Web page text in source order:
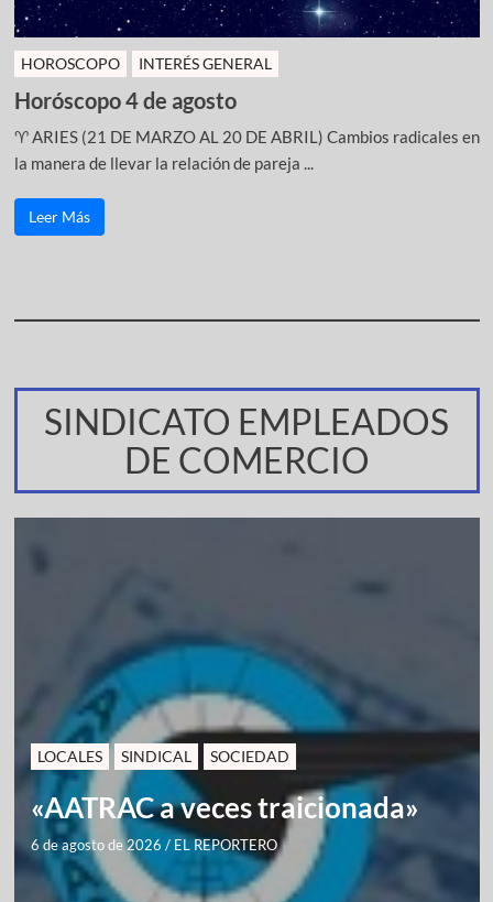
HOROSCOPO INTERÉS GENERAL
Horóscopo 4 de agosto
♈ ARIES (21 DE MARZO AL 20 DE ABRIL) Cambios radicales en
la manera de llevar la relación de pareja ...
Leer Más
SINDICATO EMPLEADOS
DE COMERCIO
LOCALES SINDICAL SOCIEDAD
«AATRAC a veces traicionada»
6 de agosto de 2026 / EL REPORTERO